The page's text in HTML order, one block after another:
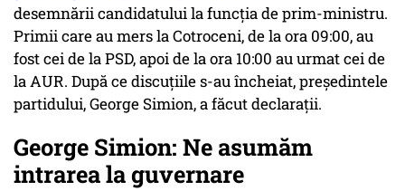
desemnării candidatului la funcţia de prim-ministru.
Primii care au mers la Cotroceni, de la ora 09:00, au
fost cei de la PSD, apoi de la ora 10:00 au urmat cei de
la AUR. După ce discuțiile s-au încheiat, președintele
partidului, George Simion, a făcut declarații.
George Simion: Ne asumăm
intrarea la guvernare